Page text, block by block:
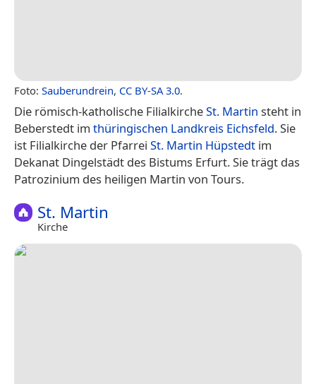
Foto: Sauberundrein, CC BY-SA 3.0.
Die römisch-katholische FilialkircheSt. Martin steht in
Beberstedt im thüringischen Landkreis Eichsfeld. Sie
ist Filialkirche der Pfarrei St. Martin Hüpstedt im
Dekanat Dingelstädt des Bistums Erfurt. Sie trägt das
Patrozinium des heiligen Martin von Tours.
St. Martin
Kirche